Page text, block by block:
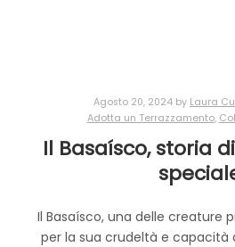
Agosto 20, 2024 by Laura
Adotta un Terrazzamento,
Il Basaísco, storia
Il Basaísco, una delle creature
per la sua crudeltà e capacità